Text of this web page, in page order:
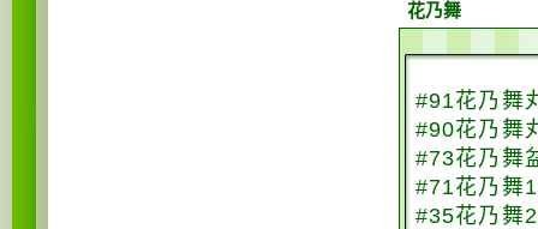
花乃舞
#91花乃舞
#90花乃舞
#73花乃舞
#71花乃舞
#35花乃舞